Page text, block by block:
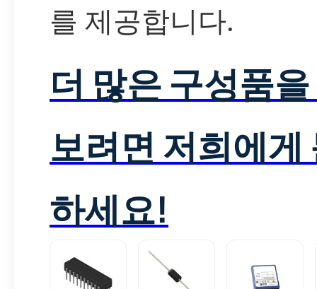
를 제공합니다.
더 많은 구성품
보려면 저희에게
하세요!